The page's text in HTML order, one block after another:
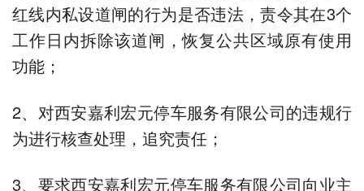
红线内私设道闸的行为是否违法，责令其在3个
工作日内拆除该道闸，恢复公共区域原有使用
功能；
2、对西安嘉利宏元停车服务有限公司的违规行
为进行核查处理，追究责任；
3、要求西安嘉利宏元停车服务有限公司向业主